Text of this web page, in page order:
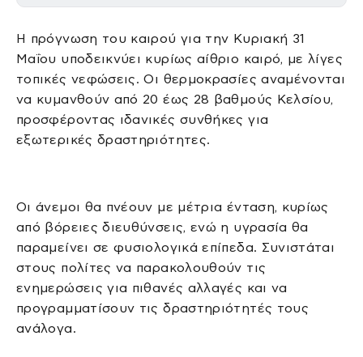
Η πρόγνωση του καιρού για την Κυριακή 31
Μαΐου υποδεικνύει κυρίως αίθριο καιρό, με λίγες
τοπικές νεφώσεις. Οι θερμοκρασίες αναμένονται
να κυμανθούν από 20 έως 28 βαθμούς Κελσίου,
προσφέροντας ιδανικές συνθήκες για
εξωτερικές δραστηριότητες.
Οι άνεμοι θα πνέουν με μέτρια ένταση, κυρίως
από βόρειες διευθύνσεις, ενώ η υγρασία θα
παραμείνει σε φυσιολογικά επίπεδα. Συνιστάται
στους πολίτες να παρακολουθούν τις
ενημερώσεις για πιθανές αλλαγές και να
προγραμματίσουν τις δραστηριότητές τους
ανάλογα.